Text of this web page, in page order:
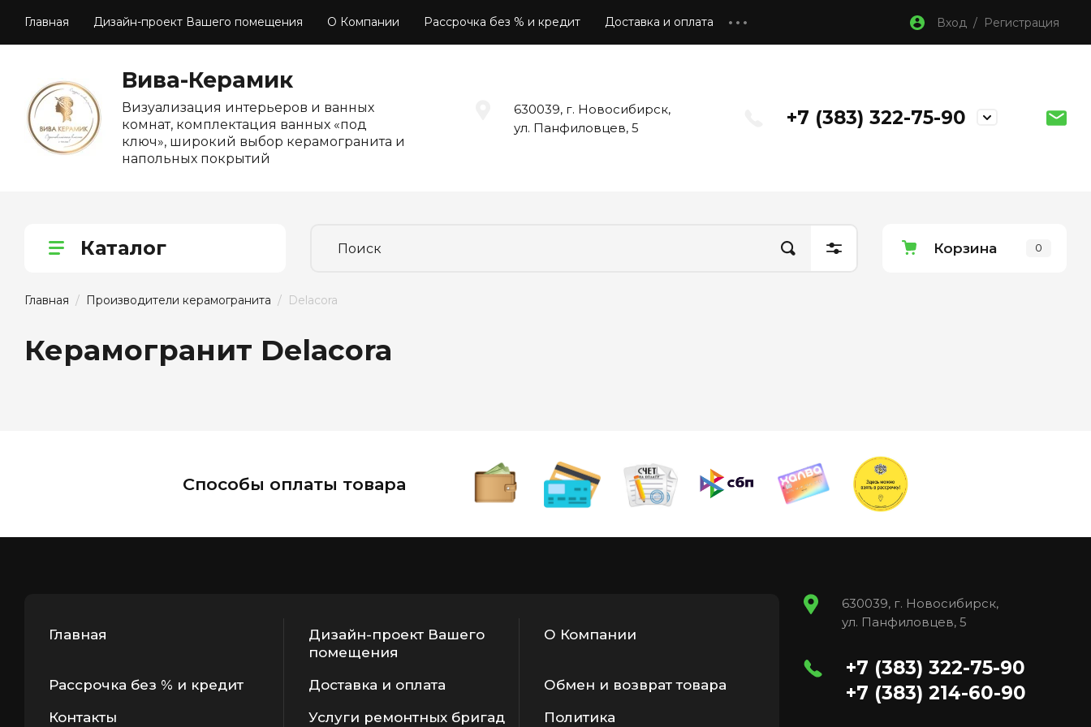
Главная Дизайн-проект Вашего помещения О Компании Рассрочка без % и кредит Доставка и оплата Вход / Регистрация
Вива-Керамик
Визуализация интерьеров и ванных
комнат, комплектация ванных «под
ключ», широкий выбор керамогранита и
напольных покрытий
630039, г. Новосибирск,
ул. Панфиловцев, 5
+7 (383) 322-75-90
Каталог Корзина 0
Главная / Производители керамогранита /  Delacora
Керамогранит Delacora
Способы оплаты товара
Главная
Дизайн-проект Вашего
помещения
О Компании
Рассрочка без % и кредит Доставка и оплата
Обмен и возврат товара
Контакты
Услуги ремонтных бригад Политика
630039, г. Новосибирск,
ул. Панфиловцев, 5
+7 (383) 322-75-90
+7 (383) 214-60-90